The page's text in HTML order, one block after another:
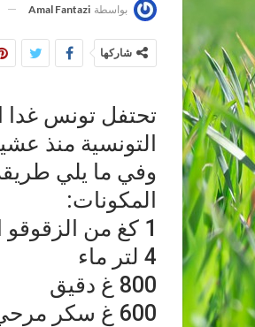
بواسطة Amal Fantazi
شاركها
تحتفل تونس غدا
التونسية منذ
وفي ما يلي
المكونات:
1 كغ من الزقوقو المطحون
4 لتر ماء
800 غ دقيق
600 غ سكر مرحي